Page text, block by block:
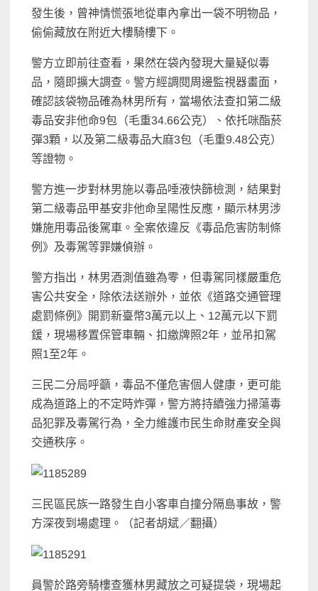
發生後，曾神情慌張地從車內拿出一袋不明物品，
偷偷藏放在附近大樓騎樓下。
警方立即前往查看，果然在袋內發現大量疑似毒
品，隨即擴大調查。警方經調閱周邊監視器畫面，
確認該袋物品確為林男所有，當場依法查扣第二級
毒品安非他命9包（毛重34.66公克）、依托咪酯菸
彈3顆，以及第二級毒品大麻3包（毛重9.48公克）
等證物。
警方進一步對林男施以毒品唾液快篩檢測，結果對
第二級毒品甲基安非他命呈陽性反應，顯示林男涉
嫌施用毒品後駕車。全案依違反《毒品危害防制條
例》及毒駕等罪嫌偵辦。
警方指出，林男酒測值雖為零，但毒駕同樣嚴重危
害公共安全，除依法送辦外，並依《道路交通管理
處罰條例》開罰新臺幣3萬元以上、12萬元以下罰
鍰，現場移置保管車輛、扣繳牌照2年，並吊扣駕
照1至2年。
三民二分局呼籲，毒品不僅危害個人健康，更可能
成為道路上的不定時炸彈，警方將持續強力掃蕩毒
品犯罪及毒駕行為，全力維護市民生命財產安全與
交通秩序。
三民區民族一路發生自小客車自撞分隔島事故，警
方深夜到場處理。（記者胡斌／翻攝）
員警於路旁騎樓查獲林男藏放之可疑提袋，現場起